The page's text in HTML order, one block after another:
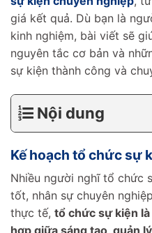
giá kết quả. Dù bạn là
kinh nghiệm, bài viết sẽ
nguyên tắc cơ bản và
sự kiện thành công và
Nội dung
Kế hoạch tổ chức sự
Nhiều người nghĩ tổ chức
tốt, nhân sự chuyên
thực tế, tổ chức sự kiện